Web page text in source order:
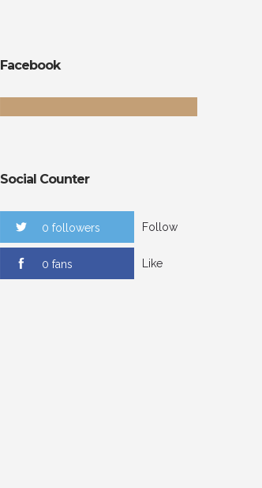
Facebook
Social Counter
0 followers Follow
0 fans Like